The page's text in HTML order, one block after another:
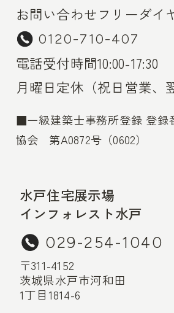
お問い合わせフリーダイ
0120-710-407
電話受付時間10:00-17:30
月曜日定休（祝日営業、
■一級建築士事務所登録 登
協会 第A0872号（0602）
水戸住宅展示場
インフォレスト水戸
029-254-1040
〒311-4152
茨城県水戸市河和田
1丁目1814-6